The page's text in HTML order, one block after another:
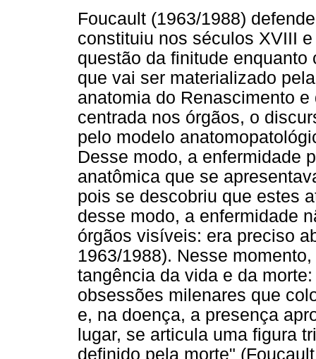
Foucault (1963/1988)
constituiu nos séculos XVIII
questão da finitude
que vai ser materializado
anatomia do Renascimento
centrada nos órgãos, o
pelo modelo
Desse modo, a enfermidade
anatômica que se
pois se descobriu que estes
desse modo, a enfermidade
órgãos visíveis: era preciso
1963/1988). Nesse
tangência da vida e da
obsessões milenares que
e, na doença, a presença
lugar, se articula uma figura
definido pela morte"